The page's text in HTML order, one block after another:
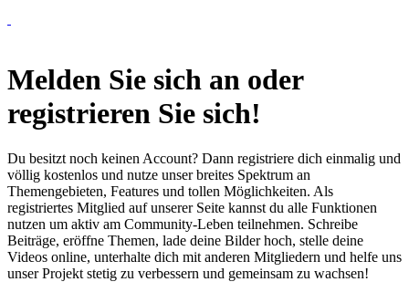
Melden Sie sich an oder
registrieren Sie sich!
Du besitzt noch keinen Account? Dann registriere dich einmalig und
völlig kostenlos und nutze unser breites Spektrum an
Themengebieten, Features und tollen Möglichkeiten. Als
registriertes Mitglied auf unserer Seite kannst du alle Funktionen
nutzen um aktiv am Community-Leben teilnehmen. Schreibe
Beiträge, eröffne Themen, lade deine Bilder hoch, stelle deine
Videos online, unterhalte dich mit anderen Mitgliedern und helfe uns
unser Projekt stetig zu verbessern und gemeinsam zu wachsen!